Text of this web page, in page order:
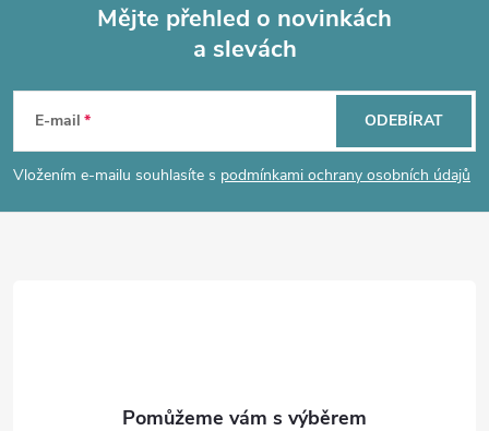
a
í
p
p
a
Mějte přehled o novinkách
a slevách
E-mail
Vložením e-mailu souhlasíte s podmínkami ochrany osobních údajů
ODEBÍRAT